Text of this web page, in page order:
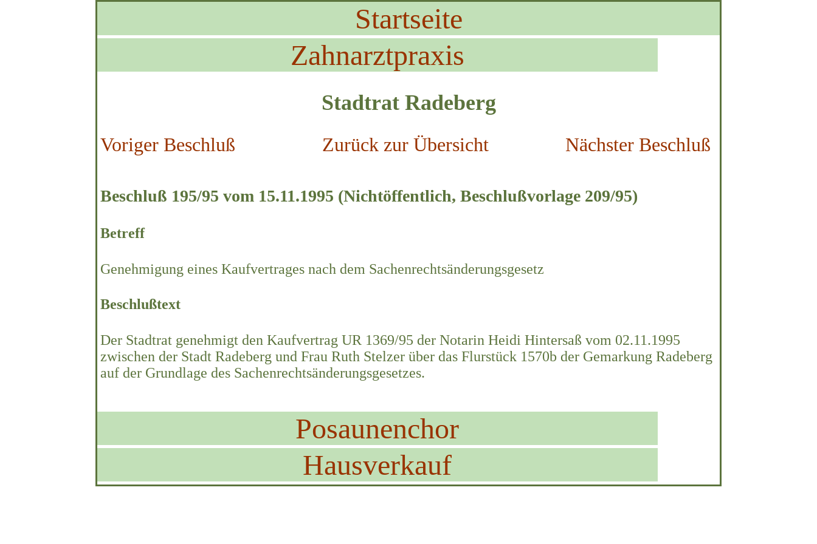
Startseite
Zahnarztpraxis
Stadtrat Radeberg
Voriger Beschluß Zurück zur Übersicht Nächster Beschluß
Beschluß 195/95 vom 15.11.1995 (Nichtöffentlich, Beschlußvorlage 209/95)
Betreff
Genehmigung eines Kaufvertrages nach dem Sachenrechtsänderungsgesetz
Beschlußtext
Der Stadtrat genehmigt den Kaufvertrag UR 1369/95 der Notarin Heidi Hintersaß vom 02.11.1995
zwischen der Stadt Radeberg und Frau Ruth Stelzer über das Flurstück 1570b der Gemarkung Radeberg
auf der Grundlage des Sachenrechtsänderungsgesetzes.
Posaunenchor
Hausverkauf